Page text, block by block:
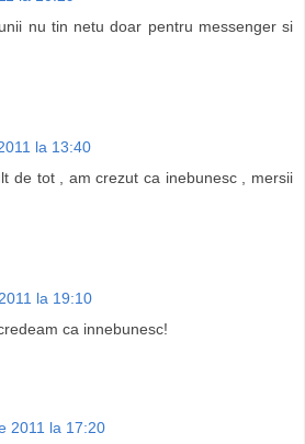
nu tin netu doar pentru messenger si
la 13:40
de tot , am crezut ca inebunesc , mersii
la 19:10
ca innebunesc!
2011 la 17:20